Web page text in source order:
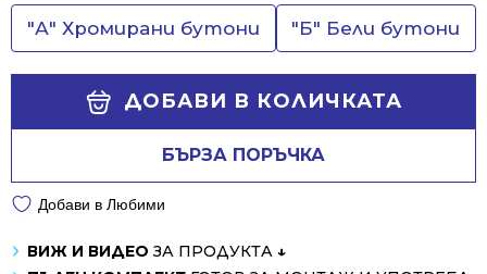
"А" Хромирани бутони "Б" Бели бутони
ДОБАВИ В КОЛИЧКАТА
БЪРЗА ПОРЪЧКА
Добави в Любими
ВИЖ И ВИДЕОЗА ПРОДУКТА ↓